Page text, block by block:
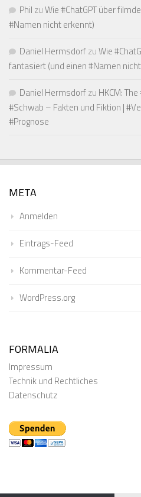
Phil zuWie #ChatGPT über
#Namen nicht erkennt)
Daniel HermsdorfzuWie
fantasiert (und einen #Namen
Daniel Hermsdorfzu HKCM:
#Schwab – Fakten und Fiktion |
#Prognose
META
Anmelden
Eintrags-Feed
Kommentar-Feed
WordPress.org
FORMALIA
Impressum
Technik und Rechtliches
Datenschutz